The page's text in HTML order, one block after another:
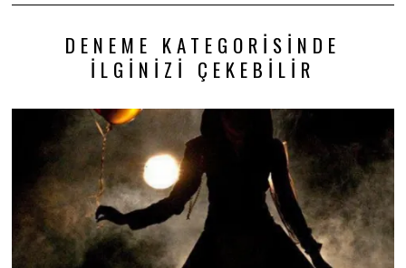
DENEME KATEGORISINDE
İLGINIZI ÇEKEBILIR